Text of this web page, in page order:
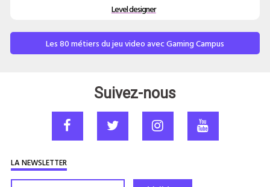
Level designer
Les 80 métiers du jeu video avec Gaming Campus
Suivez-nous
LA NEWSLETTER